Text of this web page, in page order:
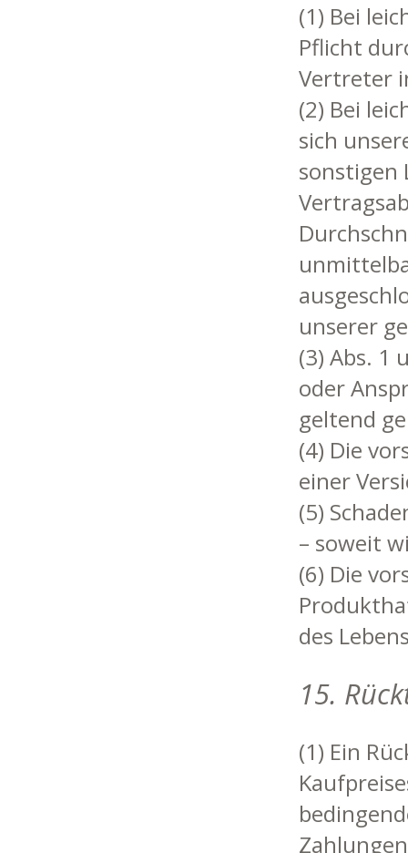
(1) Bei
Pflicht
Vertreter
(2) Bei
sich
sonstigen
unserer
(3) Abs. 1
oder
geltend
(4) Die
einer
(5)
– soweit
(6) Die
des
15.
(1) Ein